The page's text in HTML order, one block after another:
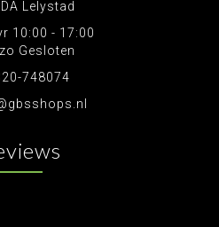
Lelystad
10:00 - 17:00
Gesloten
748074